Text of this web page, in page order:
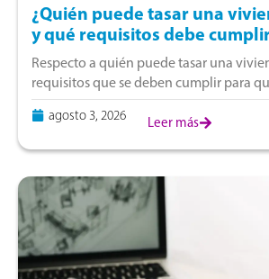
¿Quién puede tasar una
y qué requisitos debe
Respecto a quién puede tasar una
requisitos que se deben cumplir para
obtenido tenga validez técnica y legal.
en vender, comprar
agosto 3, 2026 Leer más